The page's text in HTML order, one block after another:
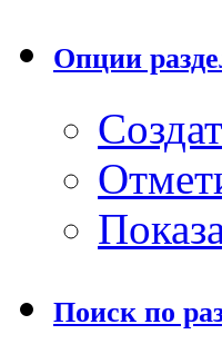
Опции
Поиск по